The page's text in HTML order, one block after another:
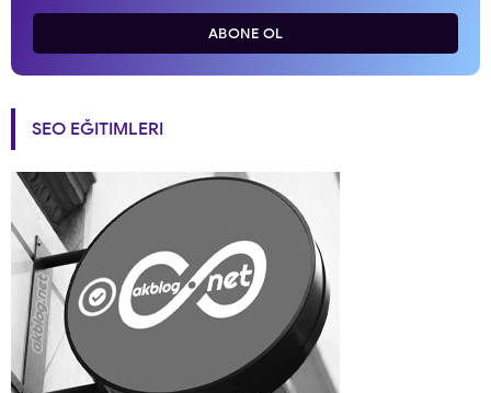
ABONE OL
SEO EĞITIMLERI